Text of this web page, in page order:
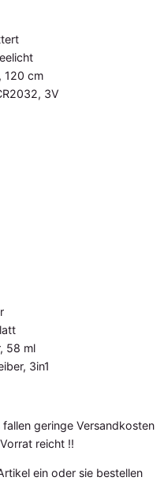
120 cm
3V
58 ml
3in1
geringe Versandkosten
reicht !!
ein oder sie bestellen